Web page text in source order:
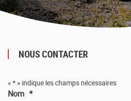
NOUS CONTACTER
« * » indique les champs nécessaires
Nom *